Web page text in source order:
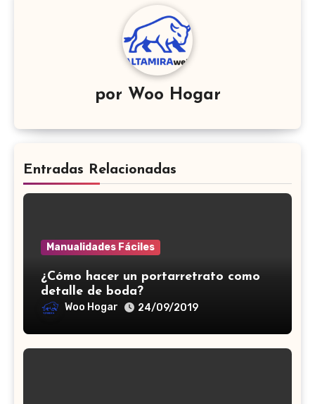
por Woo Hogar
Entradas Relacionadas
Manualidades Fáciles
¿Cómo hacer un portarretrato como
detalle de boda?
Woo Hogar 24/09/2019